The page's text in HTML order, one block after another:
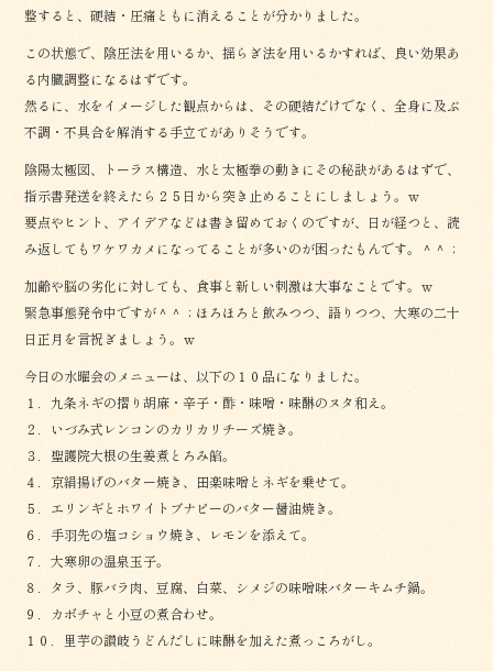
整すると、硬結・圧痛ともに消えることが分かりました。
この状態で、陰圧法を用いるか、揺らぎ法を用いるかすれば、良い効果あ
る内臓調整になるはずです。
然るに、水をイメージした観点からは、その硬結だけでなく、全身に及ぶ
不調・不具合を解消する手立てがありそうです。
陰陽太極図、トーラス構造、水と太極拳の動きにその秘訣があるはずで、
指示書発送を終えたら２５日から突き止めることにしましょう。ｗ
要点やヒント、アイデアなどは書き留めておくのですが、日が経つと、読
み返してもワケワカメになってることが多いのが困ったもんです。＾＾；
加齢や脳の劣化に対しても、食事と新しい刺激は大事なことです。ｗ
緊急事態発令中ですが＾＾；ほろほろと飲みつつ、語りつつ、大寒の二十
日正月を言祝ぎましょう。ｗ
今日の水曜会のメニューは、以下の１０品になりました。
１．九条ネギの摺り胡麻・辛子・酢・味噌・味醂のヌタ和え。
２．いづみ式レンコンのカリカリチーズ焼き。
３．聖護院大根の生姜煮とろみ餡。
４．京絹揚げのバター焼き、田楽味噌とネギを乗せて。
５．エリンギとホワイトブナピーのバター醤油焼き。
６．手羽先の塩コショウ焼き、レモンを添えて。
７．大寒卵の温泉玉子。
８．タラ、豚バラ肉、豆腐、白菜、シメジの味噌味バターキムチ鍋。
９．カボチャと小豆の煮合わせ。
１０．里芋の讃岐うどんだしに味醂を加えた煮っころがし。